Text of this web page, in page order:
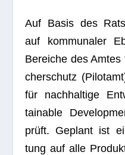
Auf Basis des
auf kom­mu­na­ler
Berei­che des
cher­schutz
für nach­hal­tige
tainable
prüft. Geplant ist
tung auf alle